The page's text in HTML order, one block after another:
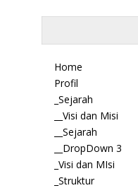
Home
Profil
_Sejarah
__Visi dan Misi
__Sejarah
__DropDown 3
_Visi dan MIsi
_Struktur